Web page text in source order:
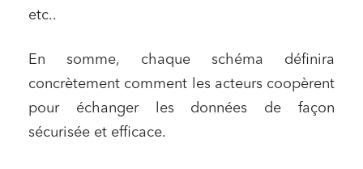
etc..
En somme, chaque schéma définira
concrètement comment les acteurs coopèrent
pour échanger les données de façon
sécurisée et efficace.